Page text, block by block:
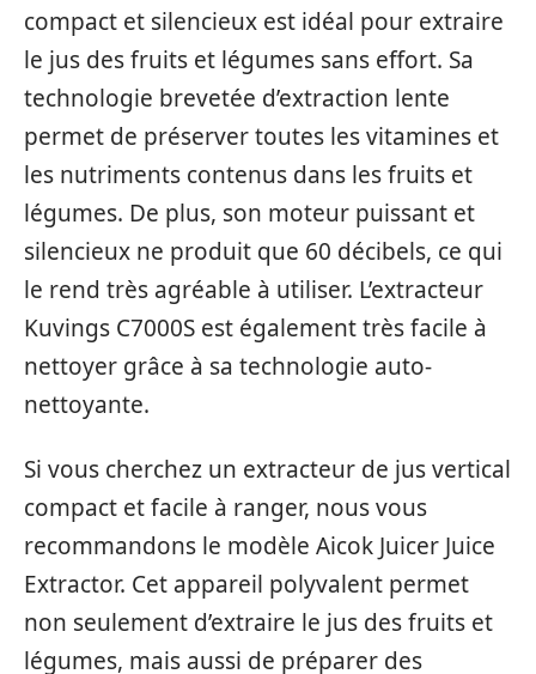
compact et silencieux est idéal pour extraire
le jus des fruits et légumes sans effort. Sa
technologie brevetée d’extraction lente
permet de préserver toutes les vitamines et
les nutriments contenus dans les fruits et
légumes. De plus, son moteur puissant et
silencieux ne produit que 60 décibels, ce qui
le rend très agréable à utiliser. L’extracteur
Kuvings C7000S est également très facile à
nettoyer grâce à sa technologie auto-
nettoyante.
Si vous cherchez un extracteur de jus vertical
compact et facile à ranger, nous vous
recommandons le modèle Aicok Juicer Juice
Extractor. Cet appareil polyvalent permet
non seulement d’extraire le jus des fruits et
légumes, mais aussi de préparer des